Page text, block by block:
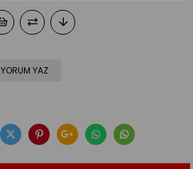
YORUM YAZ